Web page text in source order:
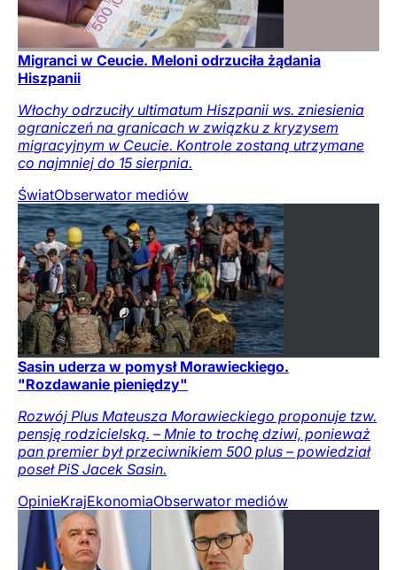
Migranci w Ceucie. Meloni odrzuciła żądania
Hiszpanii
Włochy odrzuciły ultimatum Hiszpanii ws. zniesienia
ograniczeń na granicach w związku z kryzysem
migracyjnym w Ceucie. Kontrole zostaną utrzymane
co najmniej do 15 sierpnia.
ŚwiatObserwator mediów
Sasin uderza w pomysł Morawieckiego.
"Rozdawanie pieniędzy"
Rozwój Plus Mateusza Morawieckiego proponuje tzw.
pensję rodzicielską. – Mnie to trochę dziwi, ponieważ
pan premier był przeciwnikiem 500 plus – powiedział
poseł PiS Jacek Sasin.
OpinieKrajEkonomiaObserwator mediów